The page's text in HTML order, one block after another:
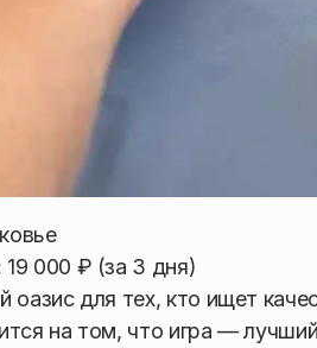
19 000 ₽ (за 3 дня)
для тех, кто ищет
на том, что игра —